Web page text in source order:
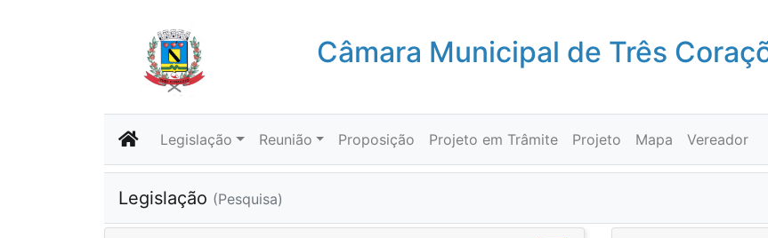
Câmara Municipal de Três
Legislação Reunião Proposição Projeto em Trâmite Projeto Mapa Vereador
Legislação (Pesquisa)